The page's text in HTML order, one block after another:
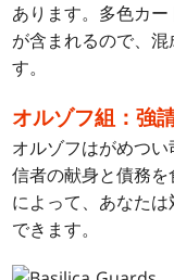
あります。多色カ
が含まれるので、
す。
オルゾフ組：強
オルゾフはがめつい
信者の献身と債務を
によって、あなた
できます。